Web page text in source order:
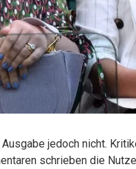
jedoch nicht.
schrieben die